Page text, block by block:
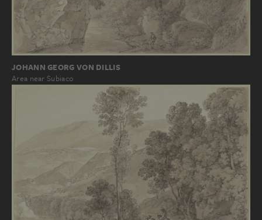
JOHANN GEORG VON DILLIS
Area near Subiaco